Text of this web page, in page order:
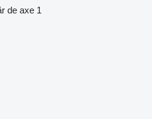
de axe 1